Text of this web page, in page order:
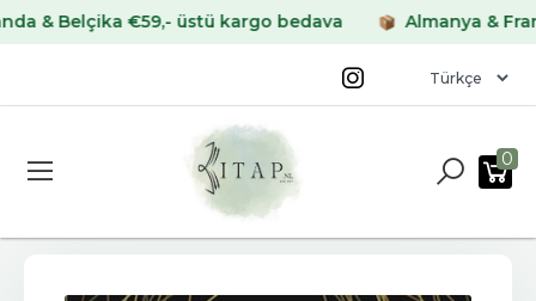
Belçika €59,- üstü kargo bedava Almanya & Fransa
0